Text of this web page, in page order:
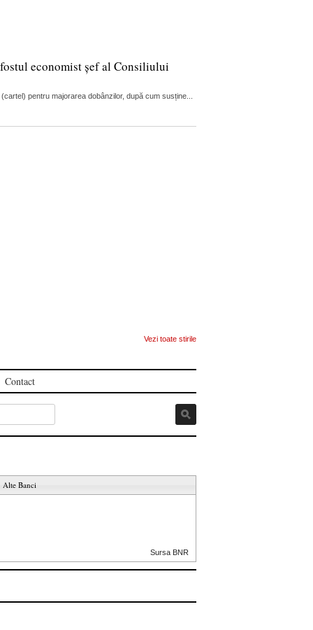
economist șef al Consiliului
pentru majorarea dobânzilor, după cum susține...
Vezi toate stirile
Contact
Alte Banci
Sursa BNR